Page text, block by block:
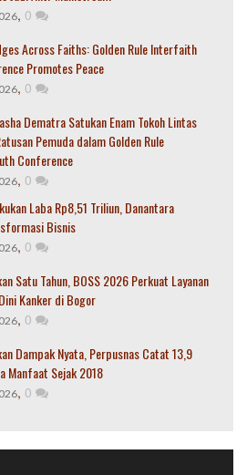
, 0
Across Faiths: Golden Rule Interfaith
Promotes Peace
, 0
Dematra Satukan Enam Tokoh Lintas
Pemuda dalam Golden Rule
Conference
, 0
Laba Rp8,51 Triliun, Danantara
Bisnis
, 0
Satu Tahun, BOSS 2026 Perkuat Layanan
Kanker di Bogor
, 0
Dampak Nyata, Perpusnas Catat 13,9
Manfaat Sejak 2018
, 0